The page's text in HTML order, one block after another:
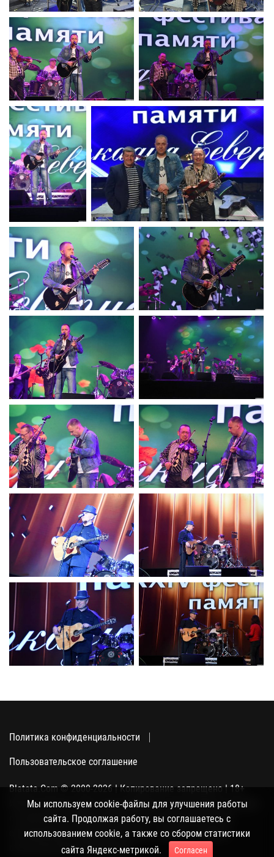
Политика конфиденциальности
Пользовательское соглашение
Blatata.Com © 2000-2026 | Копирование запрещено | 18+
Использование сайта подразумевает ваше полное согласие
с политикой конфиденциальности, пользовательским
соглашением и поддержкой куки, а также со сбором
статистики Яндекс-метрикой.
Мы используем cookie-файлы для улучшения работы
сайта. Продолжая работу, вы соглашаетесь с
использованием cookie, а также со сбором статистики
сайта Яндекс-метрикой.
Согласен